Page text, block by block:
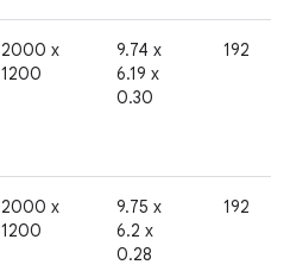
2000 x
1200
9.74 x
6.19 x
0.30
192
2000 x
1200
9.75 x
6.2 x
0.28
192